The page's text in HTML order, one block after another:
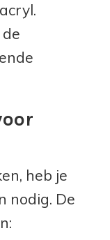
heb je
nodig. De